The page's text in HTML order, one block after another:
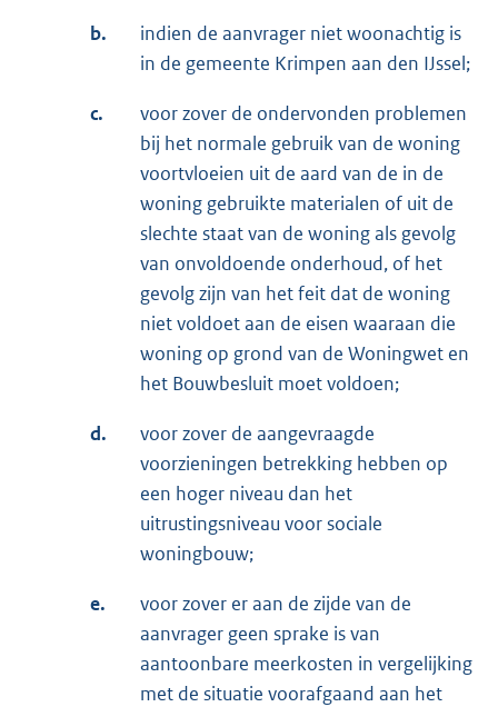
b.
indien de aanvrager niet woonachtig is
in de gemeente Krimpen aan den IJssel;
c.
voor zover de ondervonden problemen
bij het normale gebruik van de woning
voortvloeien uit de aard van de in de
woning gebruikte materialen of uit de
slechte staat van de woning als gevolg
van onvoldoende onderhoud, of het
gevolg zijn van het feit dat de woning
niet voldoet aan de eisen waaraan die
woning op grond van de Woningwet en
het Bouwbesluit moet voldoen;
d.
voor zover de aangevraagde
voorzieningen betrekking hebben op
een hoger niveau dan het
uitrustingsniveau voor sociale
woningbouw;
e.
voor zover er aan de zijde van de
aanvrager geen sprake is van
aantoonbare meerkosten in vergelijking
met de situatie voorafgaand aan het